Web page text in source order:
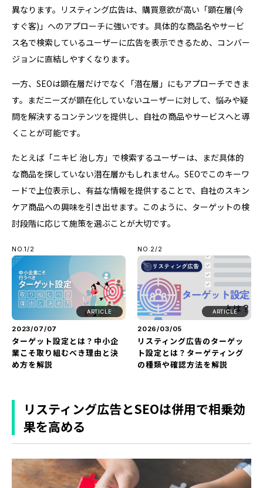
異なります。リスティング広告は、購買意欲が高い「顕在層(今
すぐ客)」へのアプローチに強いです。具体的な商品名やサービ
ス名で検索しているユーザーに広告を表示できるため、コンバー
ジョンに直結しやすくなります。
一方、SEOは顕在層だけでなく「潜在層」にもアプローチできま
す。まだニーズが顕在化していないユーザーに対して、悩みや疑
問を解決するコンテンツを提供し、自社の商品やサービスへと導
くことが可能です。
たとえば「ニキビ 治し方」で検索するユーザーは、まだ具体的
な商品を探していない潜在層かもしれません。SEOでこのキーワ
ードで上位表示し、有益な情報を提供することで、自社のスキン
ケア商品への興味を引き出せます。このように、ターゲットの検
討段階に応じて施策を選ぶことが大切です。
NO.1/2
ARTICLE
2023/07/07
ターゲット設定とは？中小企
業こそ取り組むべき理由と決
め方を解説
NO.2/2
ARTICLE
2026/03/05
リスティング広告のターゲッ
ト設定とは？ターゲティング
の種類や確認方法を解説
リスティング広告とSEOは併用で相乗効
果を高める